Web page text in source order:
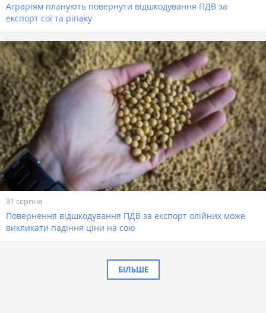
Аграріям планують повернути відшкодування ПДВ за
експорт сої та ріпаку
31 серпня
Повернення відшкодування ПДВ за експорт олійних може
викликати падіння ціни на сою
БІЛЬШЕ